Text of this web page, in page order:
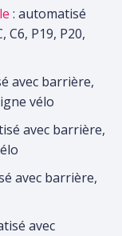
: automatisé
C6, P19, P20,
avec barrière,
vélo
avec barrière,
avec barrière,
avec